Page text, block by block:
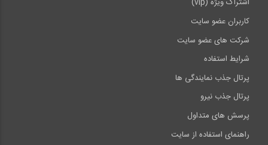
اشتراک ویژه (vip)
کاربران عضو سایت
شرکت های عضو سایت
شرایط استفاده
پرتال جذب نمایندگی ها
پرتال جذب نیرو
پرسش های متداول
راهنمای استفاده از سایت